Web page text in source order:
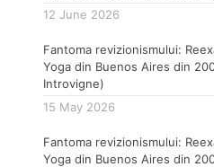
12 June 2026
Fantoma revizionismului:
Yoga din Buenos Aires din
Introvigne)
15 May 2026
Fantoma revizionismului:
Yoga din Buenos Aires din